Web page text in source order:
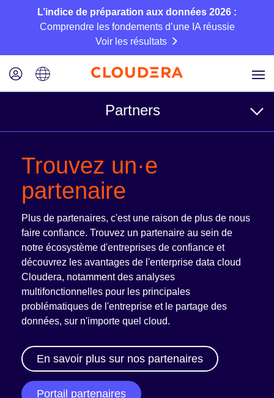
L’indice de préparation aux données 2026 :
Comprendre les fondements d’une IA réussie
Voir les résultats
Partners
Find a partner
Reference Architectures
For Partners
Our Partner Program
Partner Portal log in
Resources
Trouvez un·e
partenaire
Plus de partenaires, c'est une raison de plus de nous
faire confiance. Trouvez un partenaire au sein de
notre écosystème d'entreprises de confiance et
découvrez les avantages de l'enterprise data cloud
Cloudera, notamment des analyses
multifonctionnelles pour les principales
problématiques de l'entreprise et le partage des
données, sur n'importe quel cloud.
En savoir plus sur nos partenaires
Portail partenaires